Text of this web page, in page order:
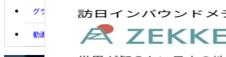
グラフィックデザイン
動画制作・写真撮影